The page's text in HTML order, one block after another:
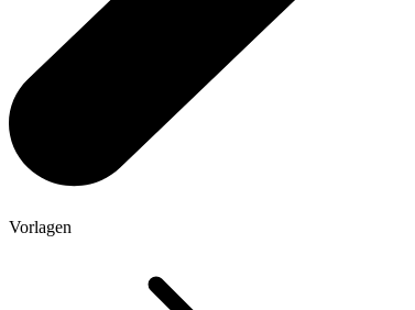
Vorlagen